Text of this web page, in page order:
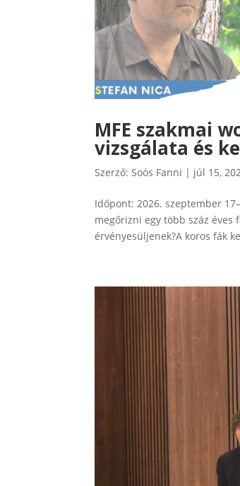
MFE szakmai
vizsgálata és
Szerző:Soós Fanni | júl 15,
Időpont: 2026. szeptember
megőrizni egy több száz éves
érvényesüljenek?A koros fák